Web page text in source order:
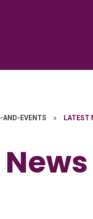
AND-EVENTS » LATEST